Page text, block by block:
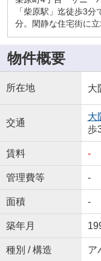
「柴原駅」迄徒歩3
分。閑静な住宅街に立
物件概要
所在地 大
交通
大
歩
賃料 -
管理費等 -
面積 -
築年月
種別 / 構造 ア